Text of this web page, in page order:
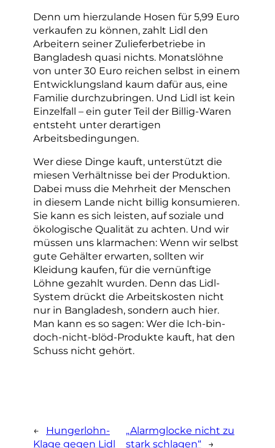
Denn um hierzulande Hosen für 5,99 Euro
verkaufen zu können, zahlt Lidl den
Arbeitern seiner Zulieferbetriebe in
Bangladesh quasi nichts. Monatslöhne
von unter 30 Euro reichen selbst in einem
Entwicklungsland kaum dafür aus, eine
Familie durchzubringen. Und Lidl ist kein
Einzelfall – ein guter Teil der Billig-Waren
entsteht unter derartigen
Arbeitsbedingungen.
Wer diese Dinge kauft, unterstützt die
miesen Verhältnisse bei der Produktion.
Dabei muss die Mehrheit der Menschen
in diesem Lande nicht billig konsumieren.
Sie kann es sich leisten, auf soziale und
ökologische Qualität zu achten. Und wir
müssen uns klarmachen: Wenn wir selbst
gute Gehälter erwarten, sollten wir
Kleidung kaufen, für die vernünftige
Löhne gezahlt wurden. Denn das Lidl-
System drückt die Arbeitskosten nicht
nur in Bangladesh, sondern auch hier.
Man kann es so sagen: Wer die Ich-bin-
doch-nicht-blöd-Produkte kauft, hat den
Schuss nicht gehört.
←
Hungerlohn-
Klage gegen Lidl
„Alarmglocke nicht zu
stark schlagen“
→